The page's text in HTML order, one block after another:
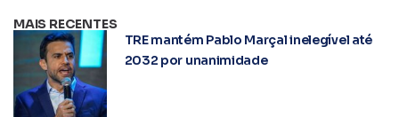
MAIS RECENTES
TRE mantém Pablo Marçal inelegível até
2032 por unanimidade